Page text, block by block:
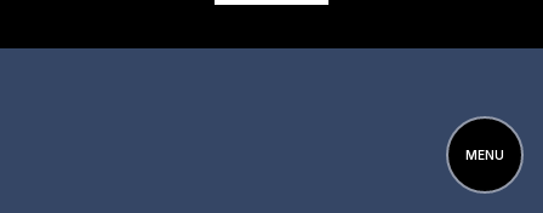
MENU